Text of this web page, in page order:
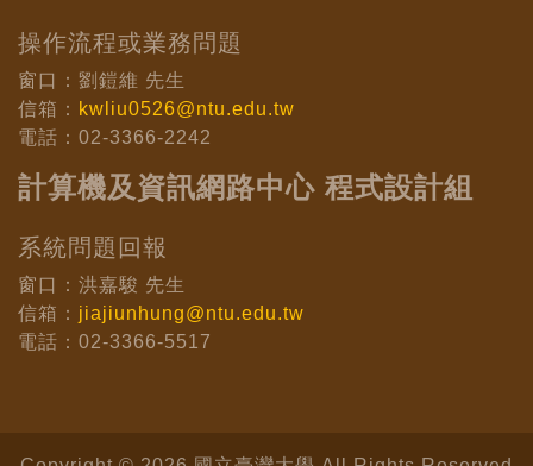
操作流程或業務問題
窗口：劉鎧維 先生
信箱： kwliu0526@ntu.edu.tw
電話：02-3366-2242
計算機及資訊網路中心 程式設計組
系統問題回報
窗口：洪嘉駿 先生
信箱： jiajiunhung@ntu.edu.tw
電話：02-3366-5517